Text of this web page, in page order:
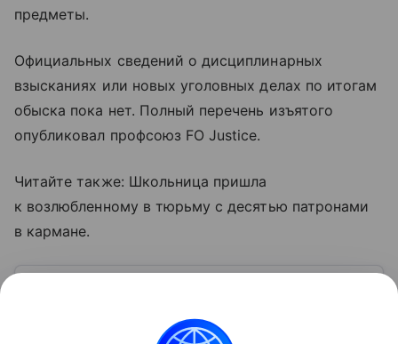
предметы.
Официальных сведений о дисциплинарных
взысканиях или новых уголовных делах по итогам
обыска пока нет. Полный перечень изъятого
опубликовал профсоюз FO Justice.
Читайте также: Школьница пришла
к возлюбленному в тюрьму с десятью патронами
в кармане.
Франция — одно из крупнейших государств Европы